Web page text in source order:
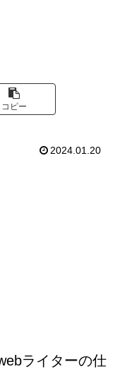
コピー
2024.01.20
ライターの仕